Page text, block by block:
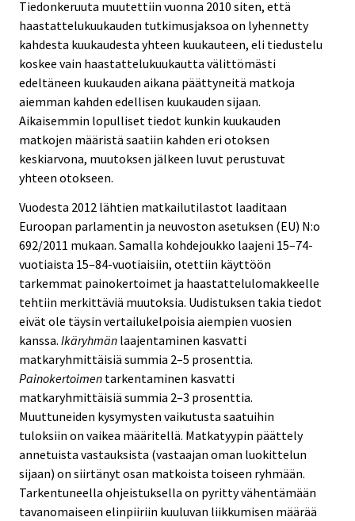
Tiedonkeruuta muutettiin vuonna 2010 siten, että
haastattelukuukauden tutkimusjaksoa on lyhennetty
kahdesta kuukaudesta yhteen kuukauteen, eli tiedustelu
koskee vain haastattelukuukautta välittömästi
edeltäneen kuukauden aikana päättyneitä matkoja
aiemman kahden edellisen kuukauden sijaan.
Aikaisemmin lopulliset tiedot kunkin kuukauden
matkojen määristä saatiin kahden eri otoksen
keskiarvona, muutoksen jälkeen luvut perustuvat
yhteen otokseen.
Vuodesta 2012 lähtien matkailutilastot laaditaan
Euroopan parlamentin ja neuvoston asetuksen (EU) N:o
692/2011 mukaan. Samalla kohdejoukko laajeni 15–74-
vuotiaista 15–84-vuotiaisiin, otettiin käyttöön
tarkemmat painokertoimet ja haastattelulomakkeelle
tehtiin merkittäviä muutoksia. Uudistuksen takia tiedot
eivät ole täysin vertailukelpoisia aiempien vuosien
kanssa. Ikäryhmän laajentaminen kasvatti
matkaryhmittäisiä summia 2–5 prosenttia.
Painokertoimen tarkentaminen kasvatti
matkaryhmittäisiä summia 2–3 prosenttia.
Muuttuneiden kysymysten vaikutusta saatuihin
tuloksiin on vaikea määritellä. Matkatyypin päättely
annetuista vastauksista (vastaajan oman luokittelun
sijaan) on siirtänyt osan matkoista toiseen ryhmään.
Tarkentuneella ohjeistuksella on pyritty vähentämään
tavanomaiseen elinpiiriin kuuluvan liikkumisen määrää